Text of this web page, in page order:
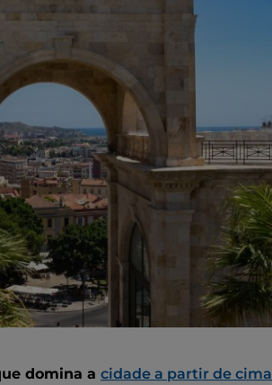
domina a cidade a partir de cima